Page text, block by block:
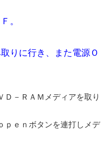
。
りに行き、また電源Ｏ
Ｄ－ＲＡＭメディアを取り
ｐｅｎボタンを連打しメデ